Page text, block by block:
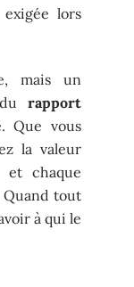
lors
mais un
rapport
Que vous
la valeur
et chaque
Quand tout
à qui le